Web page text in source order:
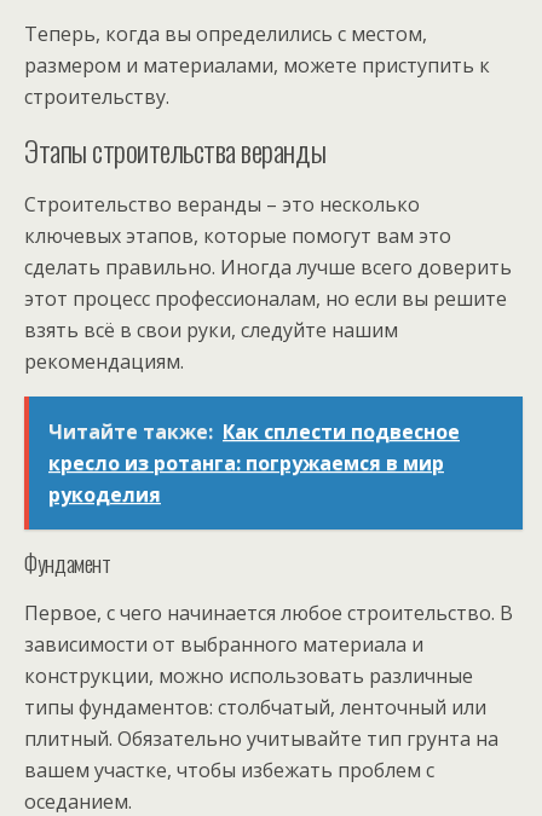
Теперь, когда вы определились с местом,
размером и материалами, можете приступить к
строительству.
Этапы строительства веранды
Строительство веранды – это несколько
ключевых этапов, которые помогут вам это
сделать правильно. Иногда лучше всего доверить
этот процесс профессионалам, но если вы решите
взять всё в свои руки, следуйте нашим
рекомендациям.
Читайте также: Как сплести подвесное
кресло из ротанга: погружаемся в мир
рукоделия
Фундамент
Первое, с чего начинается любое строительство. В
зависимости от выбранного материала и
конструкции, можно использовать различные
типы фундаментов: столбчатый, ленточный или
плитный. Обязательно учитывайте тип грунта на
вашем участке, чтобы избежать проблем с
оседанием.